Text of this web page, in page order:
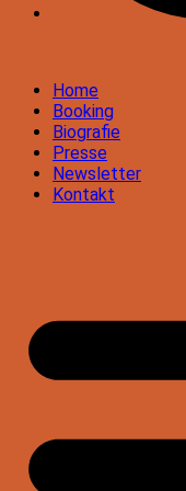
Home
Booking
Biografie
Presse
Newsletter
Kontakt